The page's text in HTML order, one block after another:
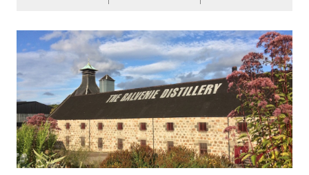
Visita:Speyside Whisky Tours • Private & Bespoke